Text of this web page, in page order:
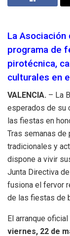
La
programa de
pirotécnica,
culturales en
VALENCIA. – La
esperados de su
las fiestas en
Tras semanas de
tradicionales y
dispone a vivir
Junta Directiva
fusiona el fervor
de las fiestas de
El arranque
viernes, 22 de